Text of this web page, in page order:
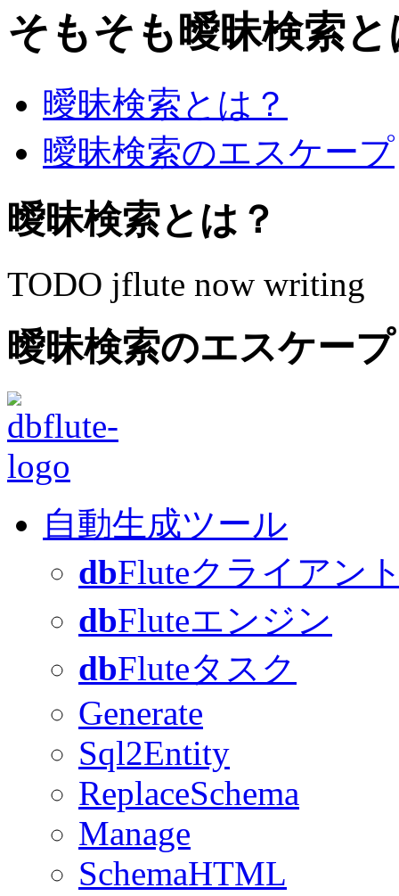
そもそも曖昧検索
曖昧検索とは？
曖昧検索のエスケープ
曖昧検索とは？
TODO jflute now writing
曖昧検索のエスケープ
自動生成ツール
dbFluteクライアン
dbFluteエンジン
dbFluteタスク
Generate
Sql2Entity
ReplaceSchema
Manage
SchemaHTML